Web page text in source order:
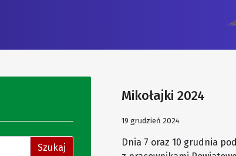
Szukaj
Mikołajki 2024
19 grudzień 2024
Dnia 7 oraz 10 grudnia